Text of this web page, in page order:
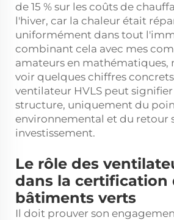
de 15 % sur les coûts de
l'hiver, car la chaleur était
uniformément dans tout
combinant cela avec mes
amateurs en mathématiques,
voir quelques chiffres
ventilateur HVLS peut
structure, uniquement du
environnemental et du retour
investissement.
Le rôle des
dans la certification
bâtiments verts
Il doit prouver son